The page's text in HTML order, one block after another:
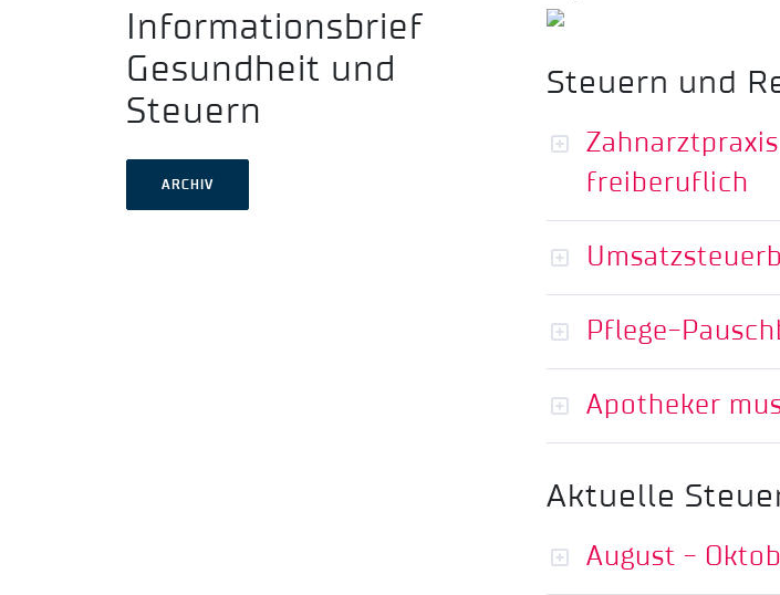
Informationsbrief
Gesundheit und
Steuern
ARCHIV
Steuern und
freiberuflich
Pflege-
Apotheker
Aktuelle
August -